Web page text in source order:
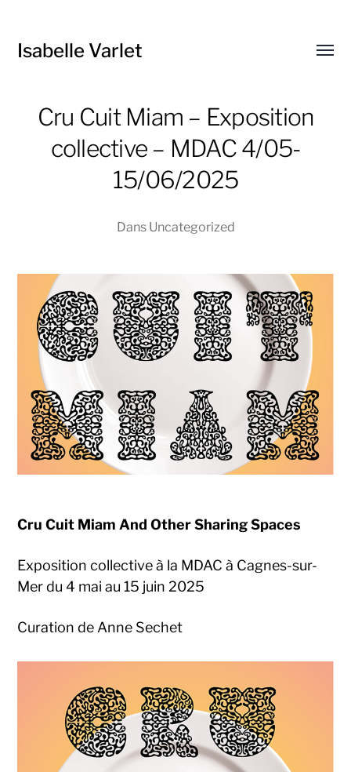
Isabelle Varlet
Cru Cuit Miam – Exposition
collective – MDAC 4/05-
15/06/2025
Dans Uncategorized
Cru Cuit Miam And Other Sharing Spaces
Exposition collective à la MDAC à Cagnes-sur-
Mer du 4 mai au 15 juin 2025
Curation de Anne Sechet